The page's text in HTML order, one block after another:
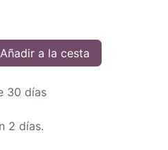
Añadir a la cesta
30 días
2 días.